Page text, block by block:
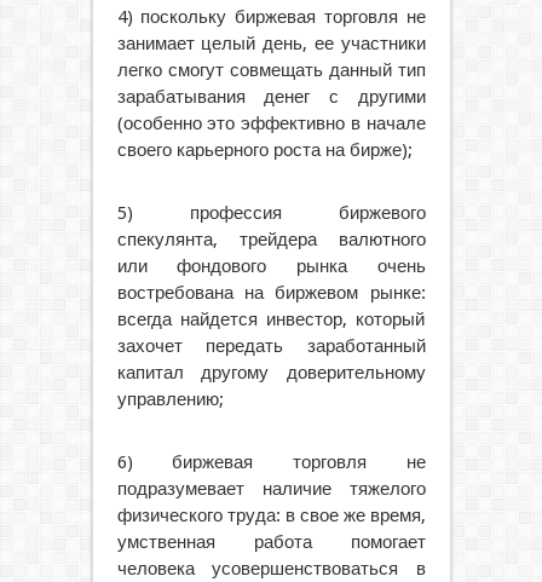
4) поскольку биржевая торговля не
занимает целый день, ее участники
легко смогут совмещать данный тип
зарабатывания денег с другими
(особенно это эффективно в начале
своего карьерного роста на бирже);
5) профессия биржевого
спекулянта, трейдера валютного
или фондового рынка очень
востребована на биржевом рынке:
всегда найдется инвестор, который
захочет передать заработанный
капитал другому доверительному
управлению;
6) биржевая торговля не
подразумевает наличие тяжелого
физического труда: в свое же время,
умственная работа помогает
человека усовершенствоваться в